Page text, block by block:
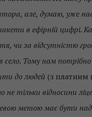
але, думаю, уже
в ефірній цифрі.
чи за відсутністю
Тому нам
до людей (з платним
не тільки відносини
метою має бути